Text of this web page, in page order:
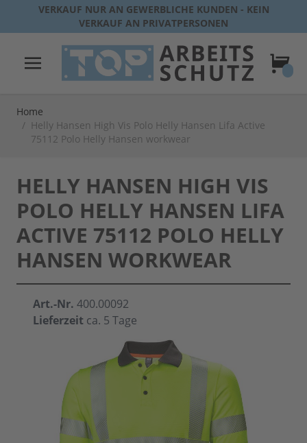
Direkt zum Inhalt
VERKAUF NUR AN GEWERBLICHE KUNDEN - KEIN
VERKAUF AN PRIVATPERSONEN
Home
/ Helly Hansen High Vis Polo Helly Hansen Lifa Active
75112 Polo Helly Hansen workwear
HELLY HANSEN HIGH VIS
POLO HELLY HANSEN LIFA
ACTIVE 75112 POLO HELLY
HANSEN WORKWEAR
Art.-Nr. 400.00092
Lieferzeit ca. 5 Tage